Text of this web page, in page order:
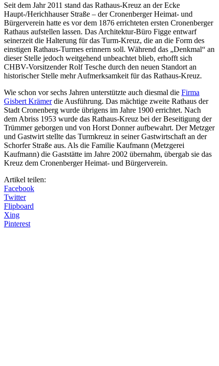
Seit dem Jahr 2011 stand das Rathaus-Kreuz an der Ecke
Haupt-/Herichhauser Straße – der Cronenberger Heimat- und
Bürgerverein hatte es vor dem 1876 errichteten ersten Cronenberger
Rathaus aufstellen lassen. Das Architektur-Büro Figge entwarf
seinerzeit die Halterung für das Turm-Kreuz, die an die Form des
einstigen Rathaus-Turmes erinnern soll. Während das „Denkmal“ an
dieser Stelle jedoch weitgehend unbeachtet blieb, erhofft sich
CHBV-Vorsitzender Rolf Tesche durch den neuen Standort an
historischer Stelle mehr Aufmerksamkeit für das Rathaus-Kreuz.
Wie schon vor sechs Jahren unterstützte auch diesmal die Firma
Gisbert Krämerdie Ausführung. Das mächtige zweite Rathaus der
Stadt Cronenberg wurde übrigens im Jahre 1900 errichtet. Nach
dem Abriss 1953 wurde das Rathaus-Kreuz bei der Beseitigung der
Trümmer geborgen und von Horst Donner aufbewahrt. Der Metzger
und Gastwirt stellte das Turmkreuz in seiner Gastwirtschaft an der
Schorfer Straße aus. Als die Familie Kaufmann (Metzgerei
Kaufmann) die Gaststätte im Jahre 2002 übernahm, übergab sie das
Kreuz dem Cronenberger Heimat- und Bürgerverein.
Artikel teilen:
Facebook
Twitter
Flipboard
Xing
Pinterest